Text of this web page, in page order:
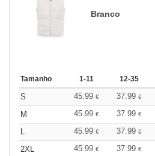
Branco
Tamanho 1-11 12-35
S 45.99 € 37.99 €
M
45.99 € 37.99 €
L
45.99 € 37.99 €
2XL
45.99 € 37.99 €